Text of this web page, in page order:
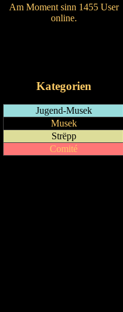
Am Moment sinn 1455 User
online.
Kategorien
Jugend-Musek
Musek
Strëpp
Comité